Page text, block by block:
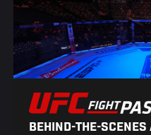
BEHIND-THE-SCENES